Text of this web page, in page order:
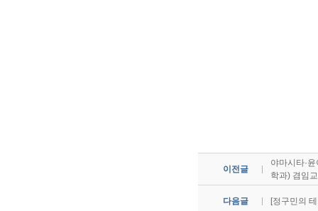
이전글
야마시타·
학과) 겸임
다음글 [정구민의